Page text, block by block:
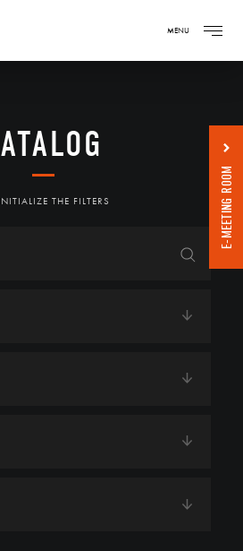
MENU
THE FILTERS E-MEETING ROOM